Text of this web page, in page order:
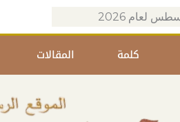
كلمة المقالات